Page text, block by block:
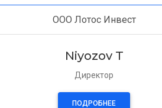
ООО Лотос Инвест
Niyozov T
Директор
ПОДРОБНЕЕ